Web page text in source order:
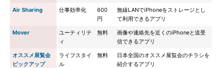
Air Sharing 仕事効率化
600
円
無線LANでiPhoneをストレージとし
て利用できるアプリ
Mover
ユーティリテ
ィ
無料
画像や連絡先を近くのiPhoneと送受
信できるアプリ
オススメ展覧会
ピックアップ
ライフスタイ
ル
無料
日本全国のオススメ展覧会のチラシを
紹介するアプリ